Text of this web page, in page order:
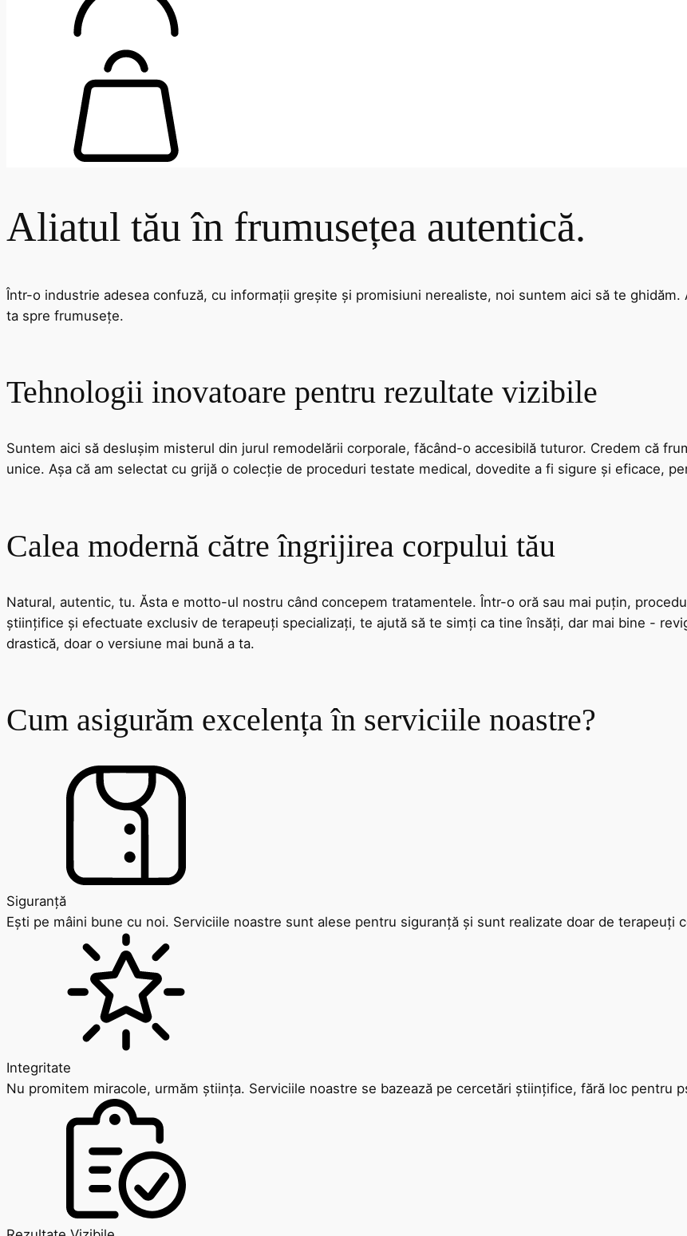
Aliatul tău în frumusețea autentică.
Într-o industrie adesea confuză, cu informații greșite și promisiuni nerealiste, noi suntem aici să te
ta spre frumusețe.
Tehnologii inovatoare pentru rezultate vizibile
Suntem aici să deslușim misterul din jurul remodelării corporale, făcând-o accesibilă tuturor. Credem că
unice. Așa că am selectat cu grijă o colecție de proceduri testate medical, dovedite a fi sigure și eficace,
Calea modernă către îngrijirea corpului tău
Natural, autentic, tu. Ăsta e motto-ul nostru când concepem tratamentele. Într-o oră sau mai puțin,
științifice și efectuate exclusiv de terapeuți specializați, te ajută să te simți ca tine însăți, dar mai bine -
drastică, doar o versiune mai bună a ta.
Cum asigurăm excelența în serviciile noastre?
Siguranță
Ești pe mâini bune cu noi. Serviciile noastre sunt alese pentru siguranță și sunt realizate doar de terapeuți
Integritate
Nu promitem miracole, urmăm știința. Serviciile noastre se bazează pe cercetări științifice, fără loc pentru